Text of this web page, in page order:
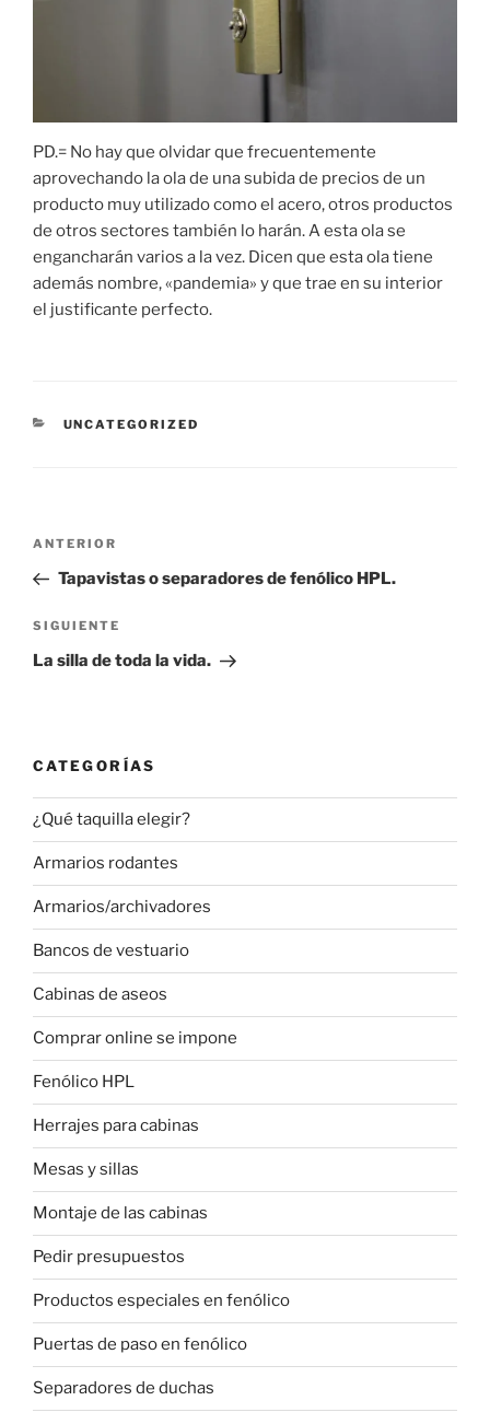
PD.= No hay que olvidar que frecuentemente
aprovechando la ola de una subida de precios de un
producto muy utilizado como el acero, otros productos
de otros sectores también lo harán. A esta ola se
engancharán varios a la vez. Dicen que esta ola tiene
además nombre, «pandemia» y que trae en su interior
el justificante perfecto.
CATEGORÍAS
UNCATEGORIZED
Navegación
entradas
Entrada
anterior:
ANTERIOR
Tapavistas o separadores de fenólico HPL.
Siguiente
entrada
SIGUIENTE
La silla de toda la vida.
CATEGORÍAS
¿Qué taquilla elegir?
Armarios rodantes
Armarios/archivadores
Bancos de vestuario
Cabinas de aseos
Comprar online se impone
Fenólico HPL
Herrajes para cabinas
Mesas y sillas
Montaje de las cabinas
Pedir presupuestos
Productos especiales en fenólico
Puertas de paso en fenólico
Separadores de duchas